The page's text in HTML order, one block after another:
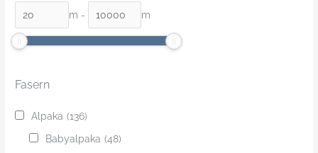
m - m
Fasern
Alpaka (136)
Babyalpaka (48)